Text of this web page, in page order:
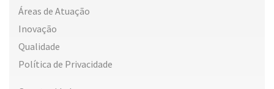
Áreas de Atuação
Inovação
Qualidade
Política de Privacidade